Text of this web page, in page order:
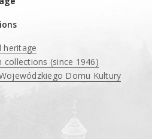
heritage
collections (since 1946)
Domu Kultury